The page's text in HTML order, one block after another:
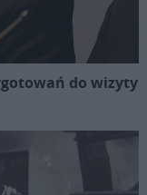
do wizyty